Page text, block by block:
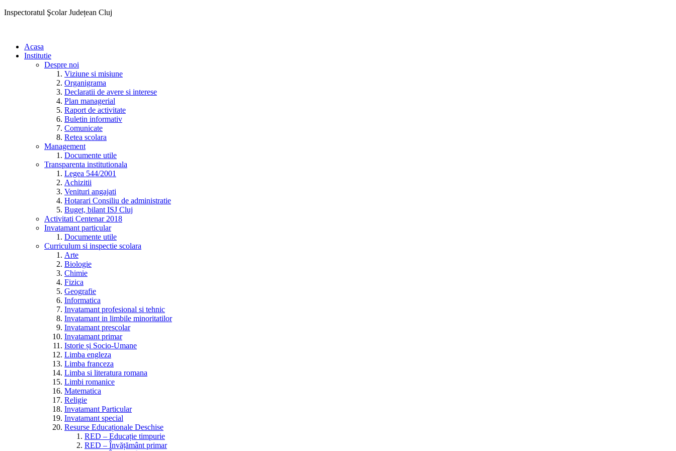
Inspectoratul Şcolar Județean Cluj
Acasa
Institutie
Despre noi
Viziune si misiune
Organigrama
Declaratii de avere si interese
Plan managerial
Raport de activitate
Buletin informativ
Comunicate
Retea scolara
Management
Documente utile
Transparenta institutionala
Legea 544/2001
Achizitii
Venituri angajati
Hotarari Consiliu de administratie
Buget, bilant ISJ Cluj
Activitati Centenar 2018
Invatamant particular
Documente utile
Curriculum si inspectie scolara
Arte
Biologie
Chimie
Fizica
Geografie
Informatica
Invatamant profesional si tehnic
Invatamant in limbile minoritatilor
Invatamant prescolar
Invatamant primar
Istorie și Socio-Umane
Limba engleza
Limba franceza
Limba si literatura romana
Limbi romanice
Matematica
Religie
Invatamant Particular
Invatamant special
Resurse Educaționale Deschise
RED – Educație timpurie
RED – Învățământ primar